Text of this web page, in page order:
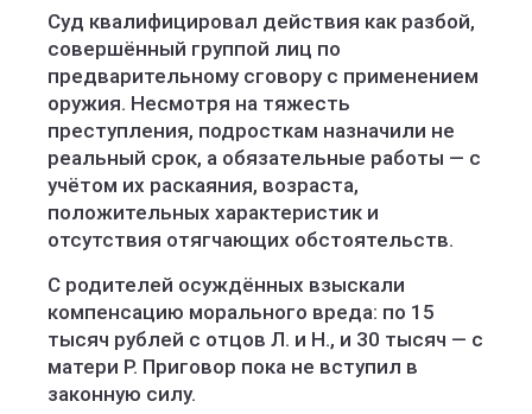
Суд квалифицировал действия как разбой,
совершённый группой лиц по
предварительному сговору с применением
оружия. Несмотря на тяжесть
преступления, подросткам назначили не
реальный срок, а обязательные работы — с
учётом их раскаяния, возраста,
положительных характеристик и
отсутствия отягчающих обстоятельств.
С родителей осуждённых взыскали
компенсацию морального вреда: по 15
тысяч рублей с отцов Л. и Н., и 30 тысяч — с
матери Р. Приговор пока не вступил в
законную силу.